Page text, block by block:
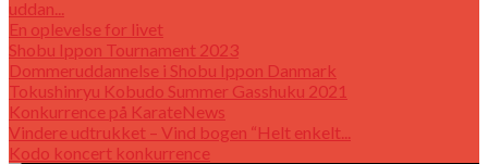
uddan...
En oplevelse for livet
Shobu Ippon Tournament 2023
Dommeruddannelse i Shobu Ippon Danmark
Tokushinryu Kobudo Summer Gasshuku 2021
Konkurrence på KarateNews
Vindere udtrukket – Vind bogen “Helt enkelt...
Kodo koncert konkurrence